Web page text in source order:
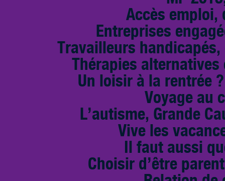
Accès
Entreprises
Travailleurs
Thérapies
Un loisir à la rentrée
Voyage au
L’autisme, Grande
Vive les
Il faut aussi
Choisir d’être